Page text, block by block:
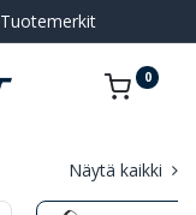
Tuotemerkit
0
Näytä kaikki